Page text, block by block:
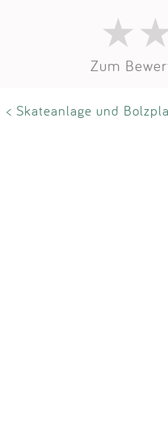
Zum
< Skateanlage und